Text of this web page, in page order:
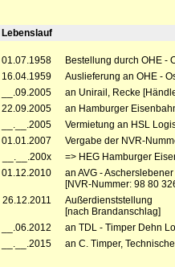
Lebenslauf
01.07.1958
Bestellung durch OHE -
16.04.1959
Auslieferung an OHE -
__.09.2005
an Unirail, Recke
22.09.2005
an Hamburger
__.__.2005
Vermietung an HSL
01.01.2007
Vergabe der NVR-
__.__.200x
=> HEG Hamburger
01.12.2010
an AVG -
[NVR-Nummer: 98 80
26.12.2011
Außerdienststellung
[nach Brandanschlag]
__.06.2012
an TDL - Timper Dehn
__.__.2015
an C. Timper,